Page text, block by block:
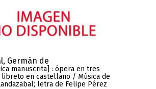
Germán de
manuscrita] : ópera en tres
en castellano / Música de
letra de Felipe Pérez